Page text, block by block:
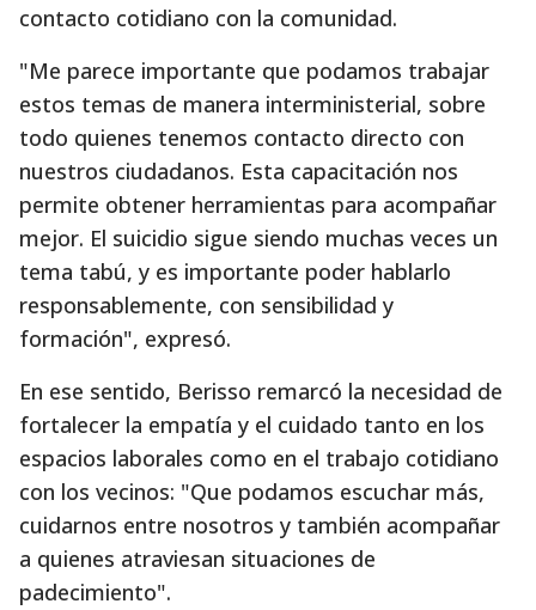
contacto cotidiano con la comunidad.
"Me parece importante que podamos trabajar
estos temas de manera interministerial, sobre
todo quienes tenemos contacto directo con
nuestros ciudadanos. Esta capacitación nos
permite obtener herramientas para acompañar
mejor. El suicidio sigue siendo muchas veces un
tema tabú, y es importante poder hablarlo
responsablemente, con sensibilidad y
formación", expresó.
En ese sentido, Berisso remarcó la necesidad de
fortalecer la empatía y el cuidado tanto en los
espacios laborales como en el trabajo cotidiano
con los vecinos: "Que podamos escuchar más,
cuidarnos entre nosotros y también acompañar
a quienes atraviesan situaciones de
padecimiento".